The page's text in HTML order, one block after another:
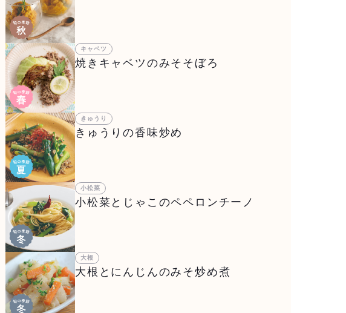
キャベツ
焼きキャベツのみそそぼろ
きゅうり
きゅうりの香味炒め
小松菜
小松菜とじゃこのペペロンチーノ
大根
大根とにんじんのみそ炒め煮